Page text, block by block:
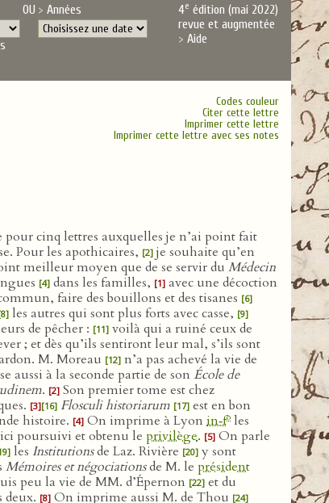
OU Années 4e édition (mai 2022)
revue et augmentée
Aide